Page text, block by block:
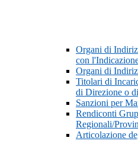
Organi di
con
Organi di
Titolari di
di Direzione o
Sanzioni per
Rendiconti
Regionali/
Articolazione